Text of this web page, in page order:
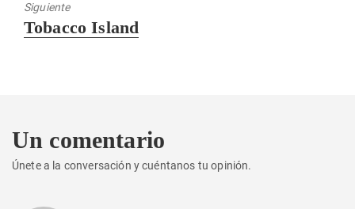
Siguiente
Entrada
Tobacco Island
Un comentario
Únete a la conversación y cuéntanos tu opinión.